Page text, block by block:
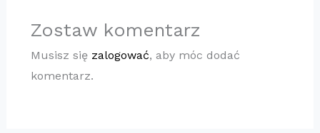
Zostaw komentarz
Musisz się zalogować, aby móc dodać
komentarz.